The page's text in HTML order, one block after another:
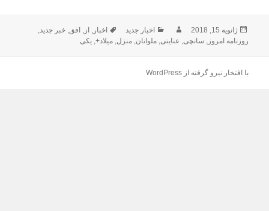
ارسال
شده
ژانویه 15, 2018 نویسندهدسته‌ها
اخبار جدید برچسب‌ها
اخبار, از, افق,خبر جدید,
روزنامه امروز, سانچی, عنایتی,ملوانان,منزل,میلاد+,یکی
با افتخار نیرو گرفته از WordPress